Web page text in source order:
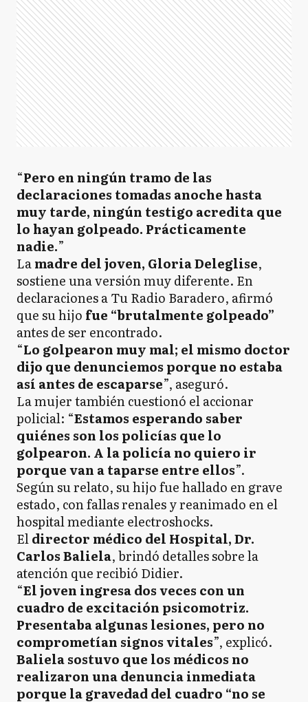
“Pero en ningún tramo de las
declaraciones tomadas anoche hasta
muy tarde, ningún testigo acredita que
lo hayan golpeado. Prácticamente
nadie.”
Lamadre del joven, Gloria Deleglise,
sostiene una versión muy diferente. En
declaraciones a Tu Radio Baradero, afirmó
que su hijo fue “brutalmente golpeado”
antes de ser encontrado.
“Lo golpearon muy mal; el mismo doctor
dijo que denunciemos porque no estaba
así antes de escaparse”, aseguró.
La mujer también cuestionó el accionar
policial: “Estamos esperando saber
quiénes son los policías que lo
golpearon. A la policía no quiero ir
porque van a taparse entre ellos”.
Según su relato, su hijo fue hallado en grave
estado, con fallas renales y reanimado en el
hospital mediante electroshocks.
Eldirector médico del Hospital, Dr.
Carlos Baliela, brindó detalles sobre la
atención que recibió Didier.
“El joven ingresa dos veces con un
cuadro de excitación psicomotriz.
Presentaba algunas lesiones, pero no
comprometían signos vitales”, explicó.
Baliela sostuvo que los médicos no
realizaron una denuncia inmediata
porque la gravedad del cuadro “no se